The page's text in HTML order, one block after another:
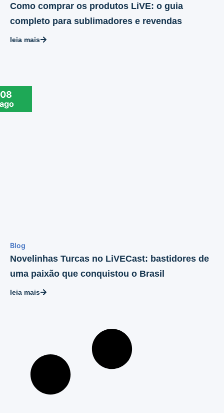
Como comprar os produtos LiVE: o guia
completo para sublimadores e revendas
leia mais
08
ago
Blog
Novelinhas Turcas no LiVECast: bastidores de
uma paixão que conquistou o Brasil
leia mais